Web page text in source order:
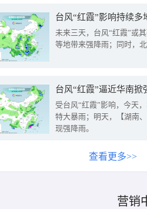
台风“红霞”影响持续
未来三天，台风“红霞”或
等地带来强降雨；同时，
台风“红霞”逼近华南
受台风“红霞”影响，今天
特大暴雨；明天，【湖南
现强降雨。
查看更多>>
营销